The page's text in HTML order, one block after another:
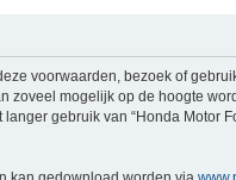
voorwaarden, bezoek of
zoveel mogelijk op de hoogte
gebruik van “Honda Motor